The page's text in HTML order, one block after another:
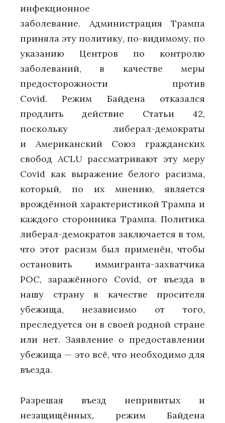
инфекционное
заболевание. Администрация Трампа
приняла эту политику, по-видимому, по
указанию Центров по контролю
заболеваний, в качестве меры
предосторожности против
Covid. Режим Байдена отказался
продлить действие Статьи 42,
поскольку либерал-демократы
и Американский Союз гражданских
свобод ACLU рассматривают эту меру
Covid как выражение белого расизма,
который, по их мнению, является
врождённой характеристикой Трампа и
каждого сторонника Трампа. Политика
либерал-демократов заключается в том,
что этот расизм был применён, чтобы
остановить иммигранта-захватчика
POC, заражённого Covid, от въезда в
нашу страну в качестве просителя
убежища, независимо от того,
преследуется он в своей родной стране
или нет. Заявление о предоставлении
убежища — это всё, что необходимо для
въезда.
Разрешая въезд непривитых и
незащищённых, режим Байдена